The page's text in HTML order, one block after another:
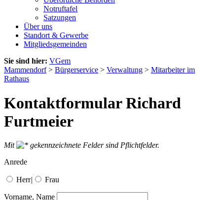
Notruftafel
Satzungen
Über uns
Standort & Gewerbe
Mitgliedsgemeinden
Sie sind hier: VGem
Mammendorf> Bürgerservice > Verwaltung > Mitarbeiter im
Rathaus
Kontaktformular Richard
Furtmeier
Mit
gekennzeichnete Felder sind Pflichtfelder.
Anrede
Herr| Frau
Vorname, Name